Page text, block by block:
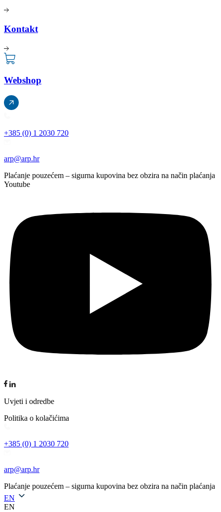
Kontakt
Webshop
+385 (0) 1 2030 720
arp@arp.hr
Plaćanje pouzećem – sigurna kupovina bez obzira na način plaćanja
Youtube
Uvjeti i odredbe
Politika o kolačićima
+385 (0) 1 2030 720
arp@arp.hr
Plaćanje pouzećem – sigurna kupovina bez obzira na način plaćanja
EN
EN